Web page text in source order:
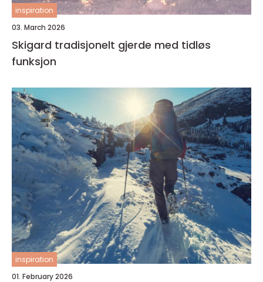
inspiration
03. March 2026
Skigard tradisjonelt gjerde med tidløs
funksjon
inspiration
01. February 2026